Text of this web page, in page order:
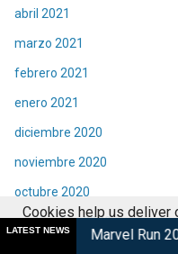
abril 2021
marzo 2021
febrero 2021
enero 2021
diciembre 2020
noviembre 2020
octubre 2020
septiembre 2020
LATEST NEWS
Run 2026: Nueva
Cookies help us deliver
services, you agree to